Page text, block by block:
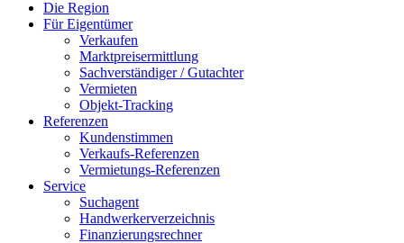
Die Region
Für Eigentümer
Verkaufen
Marktpreisermittlung
Sachverständiger / Gutachter
Vermieten
Objekt-Tracking
Referenzen
Kundenstimmen
Verkaufs-Referenzen
Vermietungs-Referenzen
Service
Suchagent
Handwerkerverzeichnis
Finanzierungsrechner